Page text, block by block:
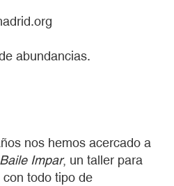
abundancias.
nos hemos acercado a
Baile Impar, un taller para
todo tipo de